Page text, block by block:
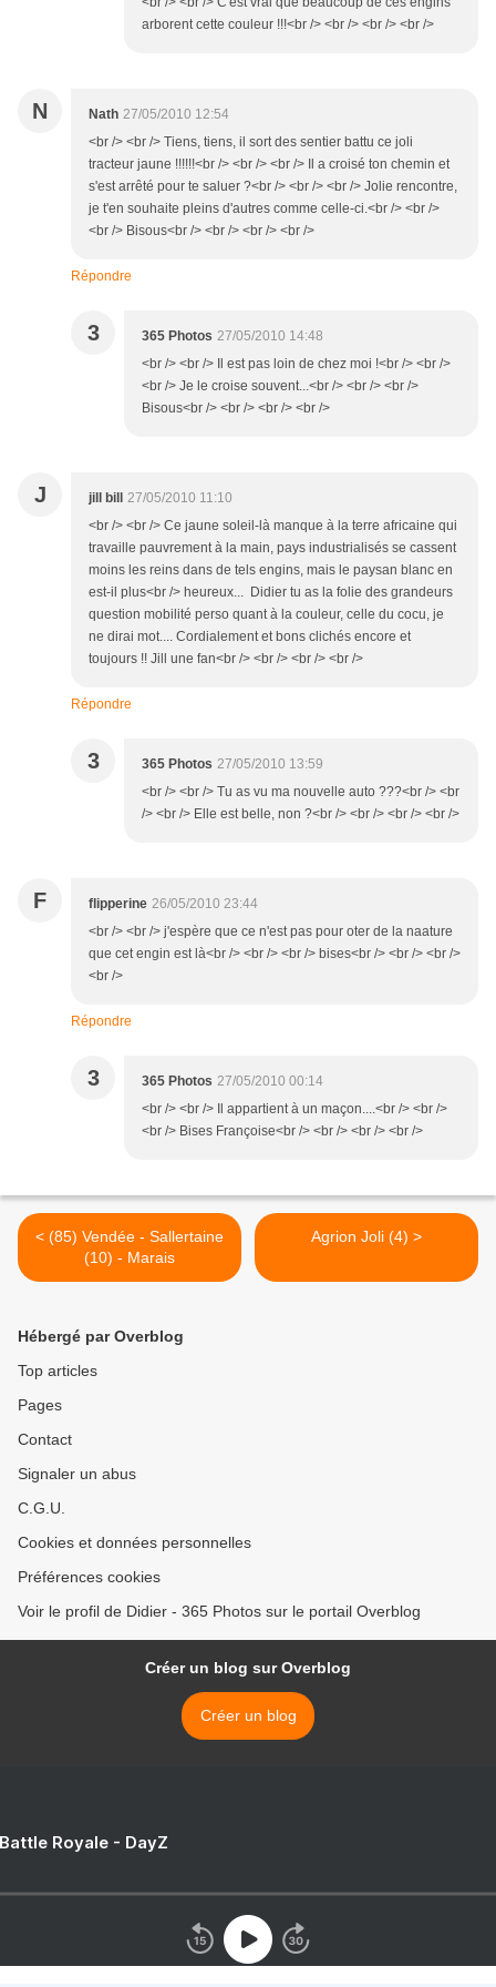
arborent cette couleur !!!<br /> <br /> <br /> <br />
N Nath 27/05/2010 12:54
<br /> <br /> Tiens, tiens, il sort des sentier battu ce joli
tracteur jaune !!!!!!<br /> <br /> <br /> Il a croisé ton chemin et
s'est arrêté pour te saluer ?<br /> <br /> <br /> Jolie rencontre,
je t'en souhaite pleins d'autres comme celle-ci.<br /> <br />
<br /> Bisous<br /> <br /> <br /> <br />
Répondre
3 365 Photos 27/05/2010 14:48
<br /> <br /> Il est pas loin de chez moi !<br /> <br />
<br /> Je le croise souvent...<br /> <br /> <br />
Bisous<br /> <br /> <br /> <br />
J jill bill
27/05/2010 11:10
<br /> <br /> Ce jaune soleil-là manque à la terre africaine qui
travaille pauvrement à la main, pays industrialisés se cassent
moins les reins dans de tels engins, mais le paysan blanc en
est-il plus<br /> heureux... Didier tu as la folie des grandeurs
question mobilité perso quant à la couleur, celle du cocu, je
ne dirai mot.... Cordialement et bons clichés encore et
toujours !! Jill une fan<br /> <br /> <br /> <br />
Répondre
3 365 Photos 27/05/2010 13:59
<br /> <br /> Tu as vu ma nouvelle auto ???<br /> <br
/> <br /> Elle est belle, non ?<br /> <br /> <br /> <br />
F flipperine 26/05/2010 23:44
<br /> <br /> j'espère que ce n'est pas pour oter de la naature
que cet engin est là<br /> <br /> <br /> bises<br /> <br /> <br />
<br />
Répondre
3 365 Photos 27/05/2010 00:14
<br /> <br /> Il appartient à un maçon....<br /> <br />
<br /> Bises Françoise<br /> <br /> <br /> <br />
< (85) Vendée - Sallertaine
(10) - Marais
Agrion Joli (4) >
Hébergé par Overblog
Top articles
Pages
Contact
Signaler un abus
C.G.U.
Cookies et données personnelles
Préférences cookies
Voir le profil de Didier - 365 Photos sur le portail Overblog
Créer un blog sur Overblog
Créer un blog
Royale - DayZ